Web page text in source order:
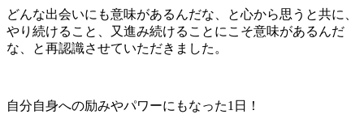
どんな出会いにも意味があるんだな、と心から思うと共に、
やり続けること、又進み続けることにこそ意味があるんだ
な、と再認識させていただきました。
自分自身への励みやパワーにもなった1日！